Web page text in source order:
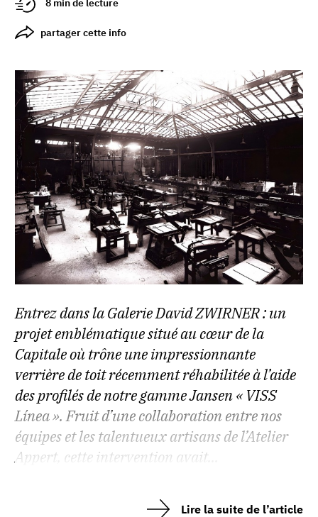
partager cette info
Entrez dans la Galerie David ZWIRNER : un
projet emblématique situé au cœur de la
Capitale où trône une impressionnante
verrière de toit récemment réhabilitée à l’aide
des profilés de notre gamme Jansen « VISS
Línea ». Fruit d’une collaboration entre nos
équipes et les talentueux artisans de l’Atelier
Appert, cette intervention avait...
Lire la suite de l’article